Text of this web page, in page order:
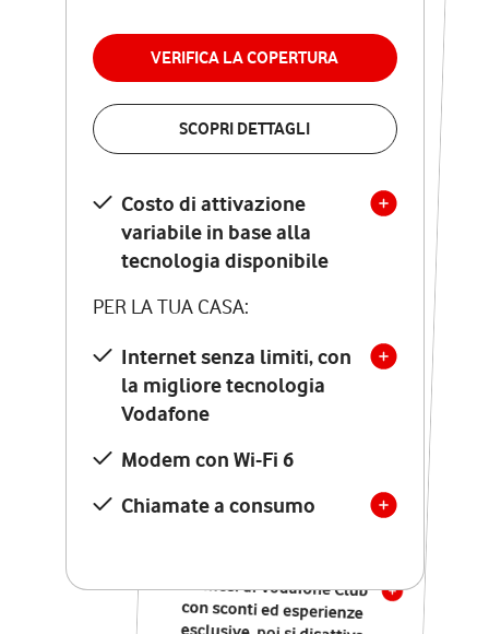
VERIFICA LA COPERTURA
SCOPRI DETTAGLI
Costo di attivazione
variabile in base alla
tecnologia disponibile
PER LA TUA CASA:
Internet senza limiti, con
la migliore tecnologia
Vodafone
Modem con Wi-Fi 6
Chiamate a consumo
permanenza
VERIFICA LA COPERTURA
Costo di attivazione
variabile in base alla
tecnologia disponibile
PER LA TUA CASA:
Internet senza limiti, con
la migliore tecnologia
Vodafone
Modem Seven con Wi-Fi 7
Chiamate illimitate verso
numeri fissi e mobili
nazionali
12 mesi di Vodafone Club
con sconti ed esperienze
esclusive, poi si disattiva